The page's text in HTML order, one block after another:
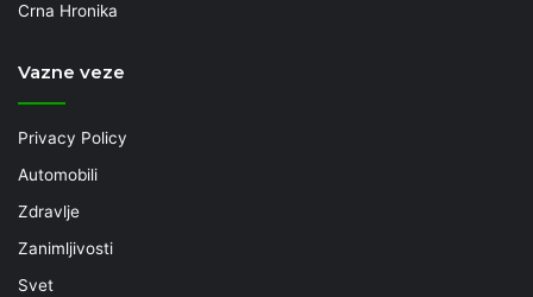
Crna Hronika
Vazne veze
Privacy Policy
Automobili
Zdravlje
Zanimljivosti
Svet